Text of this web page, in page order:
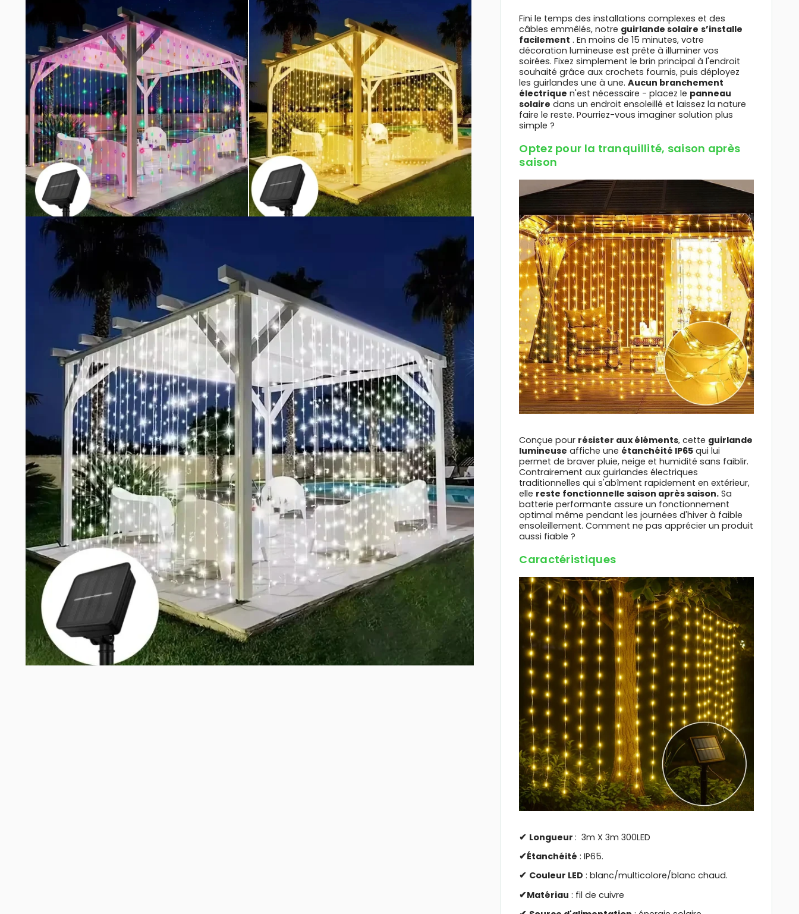
Fini le temps des installations complexes et des
câbles emmêlés, notre guirlande solaire s’installe
facilement . En moins de 15 minutes, votre
décoration lumineuse est prête à illuminer vos
soirées. Fixez simplement le brin principal à l'endroit
souhaité grâce aux crochets fournis, puis déployez
les guirlandes une à une.Aucun branchement
électrique n'est nécessaire - placez le panneau
solaire dans un endroit ensoleillé et laissez la nature
faire le reste. Pourriez-vous imaginer solution plus
simple ?
Optez pour la tranquillité, saison après
saison
Conçue pour résister aux éléments, cette guirlande
lumineuse affiche une étanchéité IP65 qui lui
permet de braver pluie, neige et humidité sans faiblir.
Contrairement aux guirlandes électriques
traditionnelles qui s'abîment rapidement en extérieur,
elle reste fonctionnelle saison après saison. Sa
batterie performante assure un fonctionnement
optimal même pendant les journées d'hiver à faible
ensoleillement. Comment ne pas apprécier un produit
aussi fiable ?
Caractéristiques
✔ Longueur: 3m X 3m 300LED
✔Étanchéité : IP65.
✔ Couleur LED : blanc/multicolore/blanc chaud.
✔Matériau : fil de cuivre